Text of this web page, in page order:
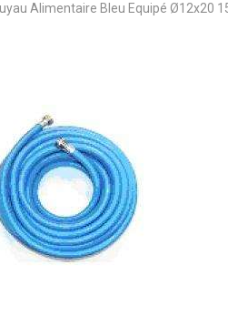
Alimentaire Bleu Equipé Ø12x20